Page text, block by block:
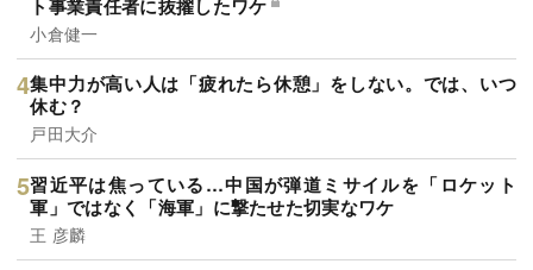
ト事業責任者に抜擢したワケ
小倉健一
集中力が高い人は「疲れたら休憩」をしない。では、いつ
休む？
戸田大介
習近平は焦っている…中国が弾道ミサイルを「ロケット
軍」ではなく「海軍」に撃たせた切実なワケ
王 彦麟